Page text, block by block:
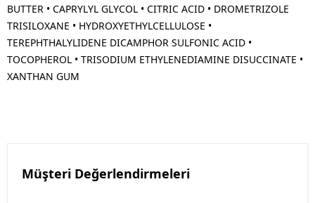
BUTTER • CAPRYLYL GLYCOL • CITRIC ACID • DROMETRIZOLE
TRISILOXANE • HYDROXYETHYLCELLULOSE •
TEREPHTHALYLIDENE DICAMPHOR SULFONIC ACID •
TOCOPHEROL • TRISODIUM ETHYLENEDIAMINE DISUCCINATE •
XANTHAN GUM
Müşteri Değerlendirmeleri